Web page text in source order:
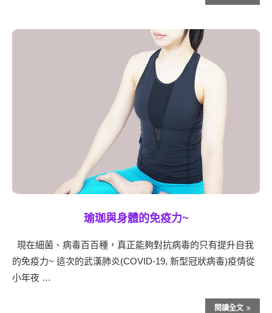
瑜珈與身體的免疫力~
現在細菌、病毒百百種，真正能夠對抗病毒的只有提升自我
的免疫力~ 這次的武漢肺炎(COVID-19, 新型冠狀病毒)疫情從
小年夜 …
閱讀全文